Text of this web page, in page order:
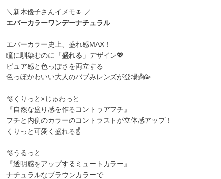
＼新木優子さんイメモ🌷 ／
エバーカラーワンデーナチュラル
エバーカラー史上、盛れ感MAX！
瞳に馴染むのに
「盛れる」 デザイン💖
ピュア感と色っぽさを両立する
色っぽかわいい大人のバブみレンズが登場👼💫
🫧くりっと×じゅわっと
『自然な盛り感を作るコントゥアフチ』
フチと内側のカラーのコントラストが立体感アップ！
くりっと可愛く盛れる☝
🫧うるっと
『透明感をアップするミュートカラー』
ナチュラルなブラウンカラーで